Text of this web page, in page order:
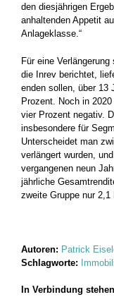
den diesjährigen
anhaltenden Appetit
Anlageklasse.“
Für eine
die Inrev berichtet,
enden sollen, über 13
Prozent. Noch in
vier Prozent negativ.
insbesondere für
Unterscheidet man
verlängert wurden,
vergangenen neun
jährliche
zweite Gruppe nur 2,1
Autoren: Patrick
Schlagworte:
In Verbindung